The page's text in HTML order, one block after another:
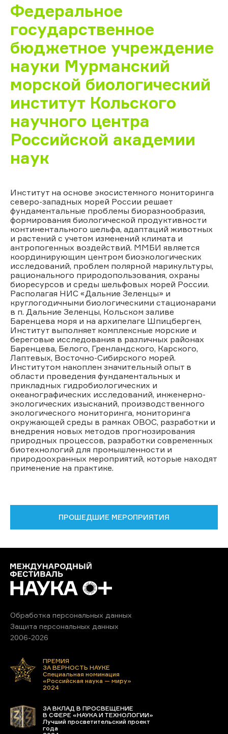
Федеральное
государственное
бюджетное учреждение
науки Мурманский
морской биологический
институт Кольского
научного центра
Российской академии
наук
Институт на основе экосистемного мониторинга
северо-западных морей России решает
фундаментальные проблемы биоразнообразия,
формирования биологической продуктивности
континентального шельфа, адаптаций животных
и растений с учетом изменений климата и
антропогенных воздействий. ММБИ является
координирующим центром биоэкологических
исследований, проблем полярной марикультуры,
рационального природопользования, охраны
биоресурсов и среды шельфовых морей России.
Располагая НИС «Дальние Зеленцы» и
круглогодичными биологическими стационарами
в п. Дальние Зеленцы, Кольском заливе
Баренцева моря и на архипелаге Шпицберген,
Институт выполняет комплексные морские и
береговые исследования в различных районах
Баренцева, Белого, Гренландского, Карского,
Лаптевых, Восточно-Сибирского морей.
Институтом накоплен значительный опыт в
области проведения фундаментальных и
прикладных гидробиологических и
океанографических исследований, инженерно-
экологических изысканий, производственного
экологического мониторинга, мониторинга
окружающей среды в рамках ОВОС, разработки и
внедрения новых методов прогнозирования
природных процессов, разработки современных
биотехнологий для промышленности и
природоохранных мероприятий, которые находят
применение на практике.
ПРОШЕДШИЕ МЕРОПРИЯТИЯ
Обработка персональных данных
Защита персональных данных
2006-2026
ПРЕМИЯ
ЗА ВЕРНОСТЬ НАУКЕ
Специальная номинация
«Российская наука — миру»
2024
ЗА ВКЛАД В ПРОСВЕЩЕНИЕ
В СФЕРЕ «НАУКА И ТЕХНОЛОГИИ»
Лучший просветительский проект
года